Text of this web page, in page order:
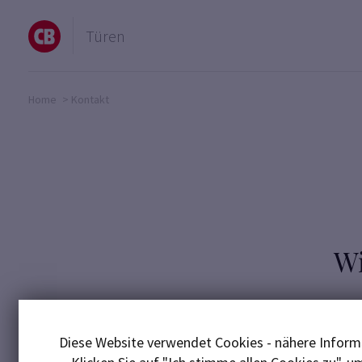
Türen
Home > Kontakt
Diese Website verwendet Cookies - nähere